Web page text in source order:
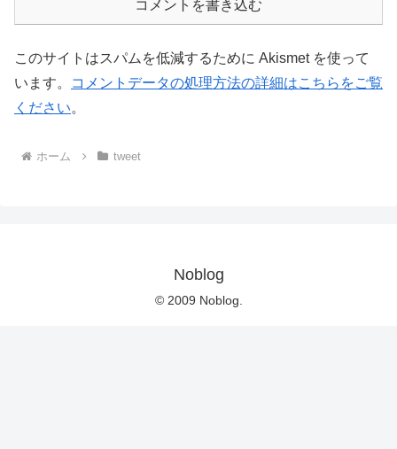
コメントを書き込む
このサイトはスパムを低減するために Akismet を使って
います。
コメントデータの処理方法の詳細はこちらをご覧
ください。
ホーム tweet
Noblog
© 2009 Noblog.